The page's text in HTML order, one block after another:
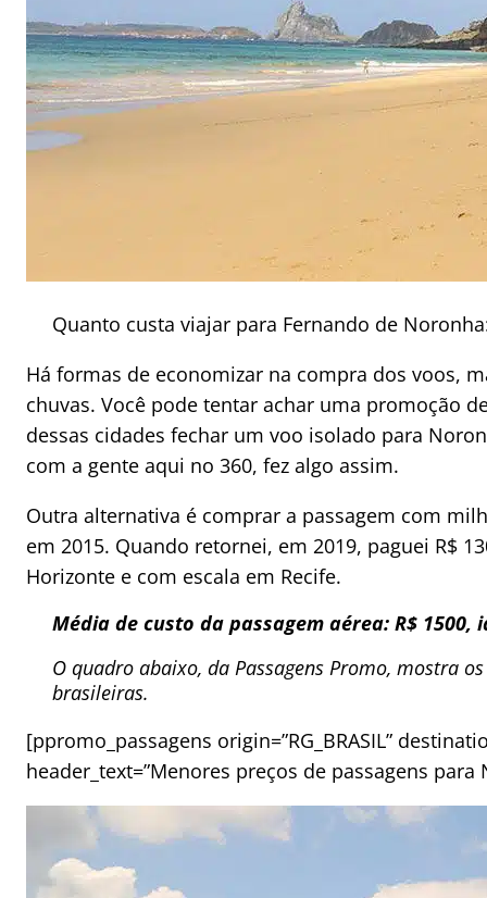
Quanto custa viajar para Fernando de
Há formas de economizar na compra dos voos,
chuvas. Você pode tentar achar uma promoção
dessas cidades fechar um voo isolado para
com a gente aqui no 360, fez algo assim.
Outra alternativa é comprar a passagem com
em 2015. Quando retornei, em 2019, paguei R$
Horizonte e com escala em Recife.
Média de custo da passagem aérea: R$ 1500,
O quadro abaixo, da Passagens Promo, mostra
brasileiras.
[ppromo_passagens origin=”RG_BRASIL”
header_text=”Menores preços de passagens para